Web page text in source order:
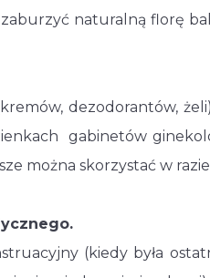
naturalną florę
dezodorantów,
gabinetów
można skorzystać w
(kiedy była